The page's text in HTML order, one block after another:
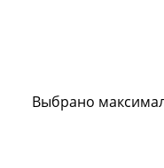
Выбрано